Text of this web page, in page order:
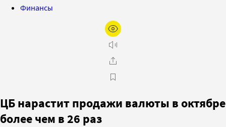
Финансы
ЦБ нарастит продажи валюты в октябре
более чем в 26 раз